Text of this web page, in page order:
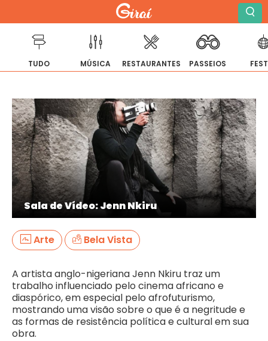
para
o
conteúdo
TUDO MÚSICA RESTAURANTES PASSEIOS
Sala de Vídeo: Jenn Nkiru
Arte Bela Vista
A artista anglo-nigeriana Jenn Nkiru traz um
trabalho influenciado pelo cinema africano e
diaspórico, em especial pelo afrofuturismo,
mostrando uma visão sobre o que é a negritude e
as formas de resistência política e cultural em sua
obra.